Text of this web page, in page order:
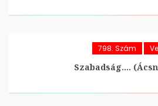
798. Szám
Szabadság….